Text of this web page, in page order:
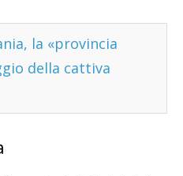
la «provincia
della cattiva